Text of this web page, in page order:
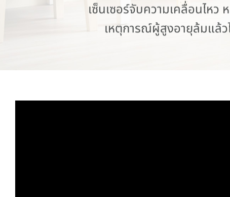
เซ็นเซอร์จับความเคลื่อนไหว
เหตุการณ์ผู้สูงอายุล้มแล้ว